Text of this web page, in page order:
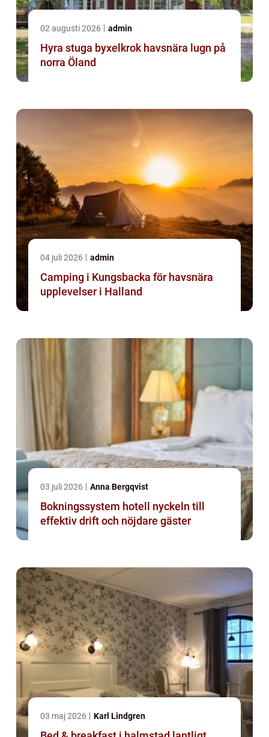
02 augusti 2026 admin
Hyra stuga byxelkrok havsnära lugn på
norra Öland
04 juli 2026 admin
Camping i Kungsbacka för havsnära
upplevelser i Halland
03 juli 2026 Anna Bergqvist
Bokningssystem hotell nyckeln till
effektiv drift och nöjdare gäster
03 maj 2026 Karl Lindgren